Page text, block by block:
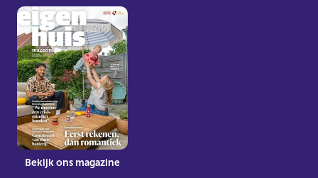
Bekijk ons magazine